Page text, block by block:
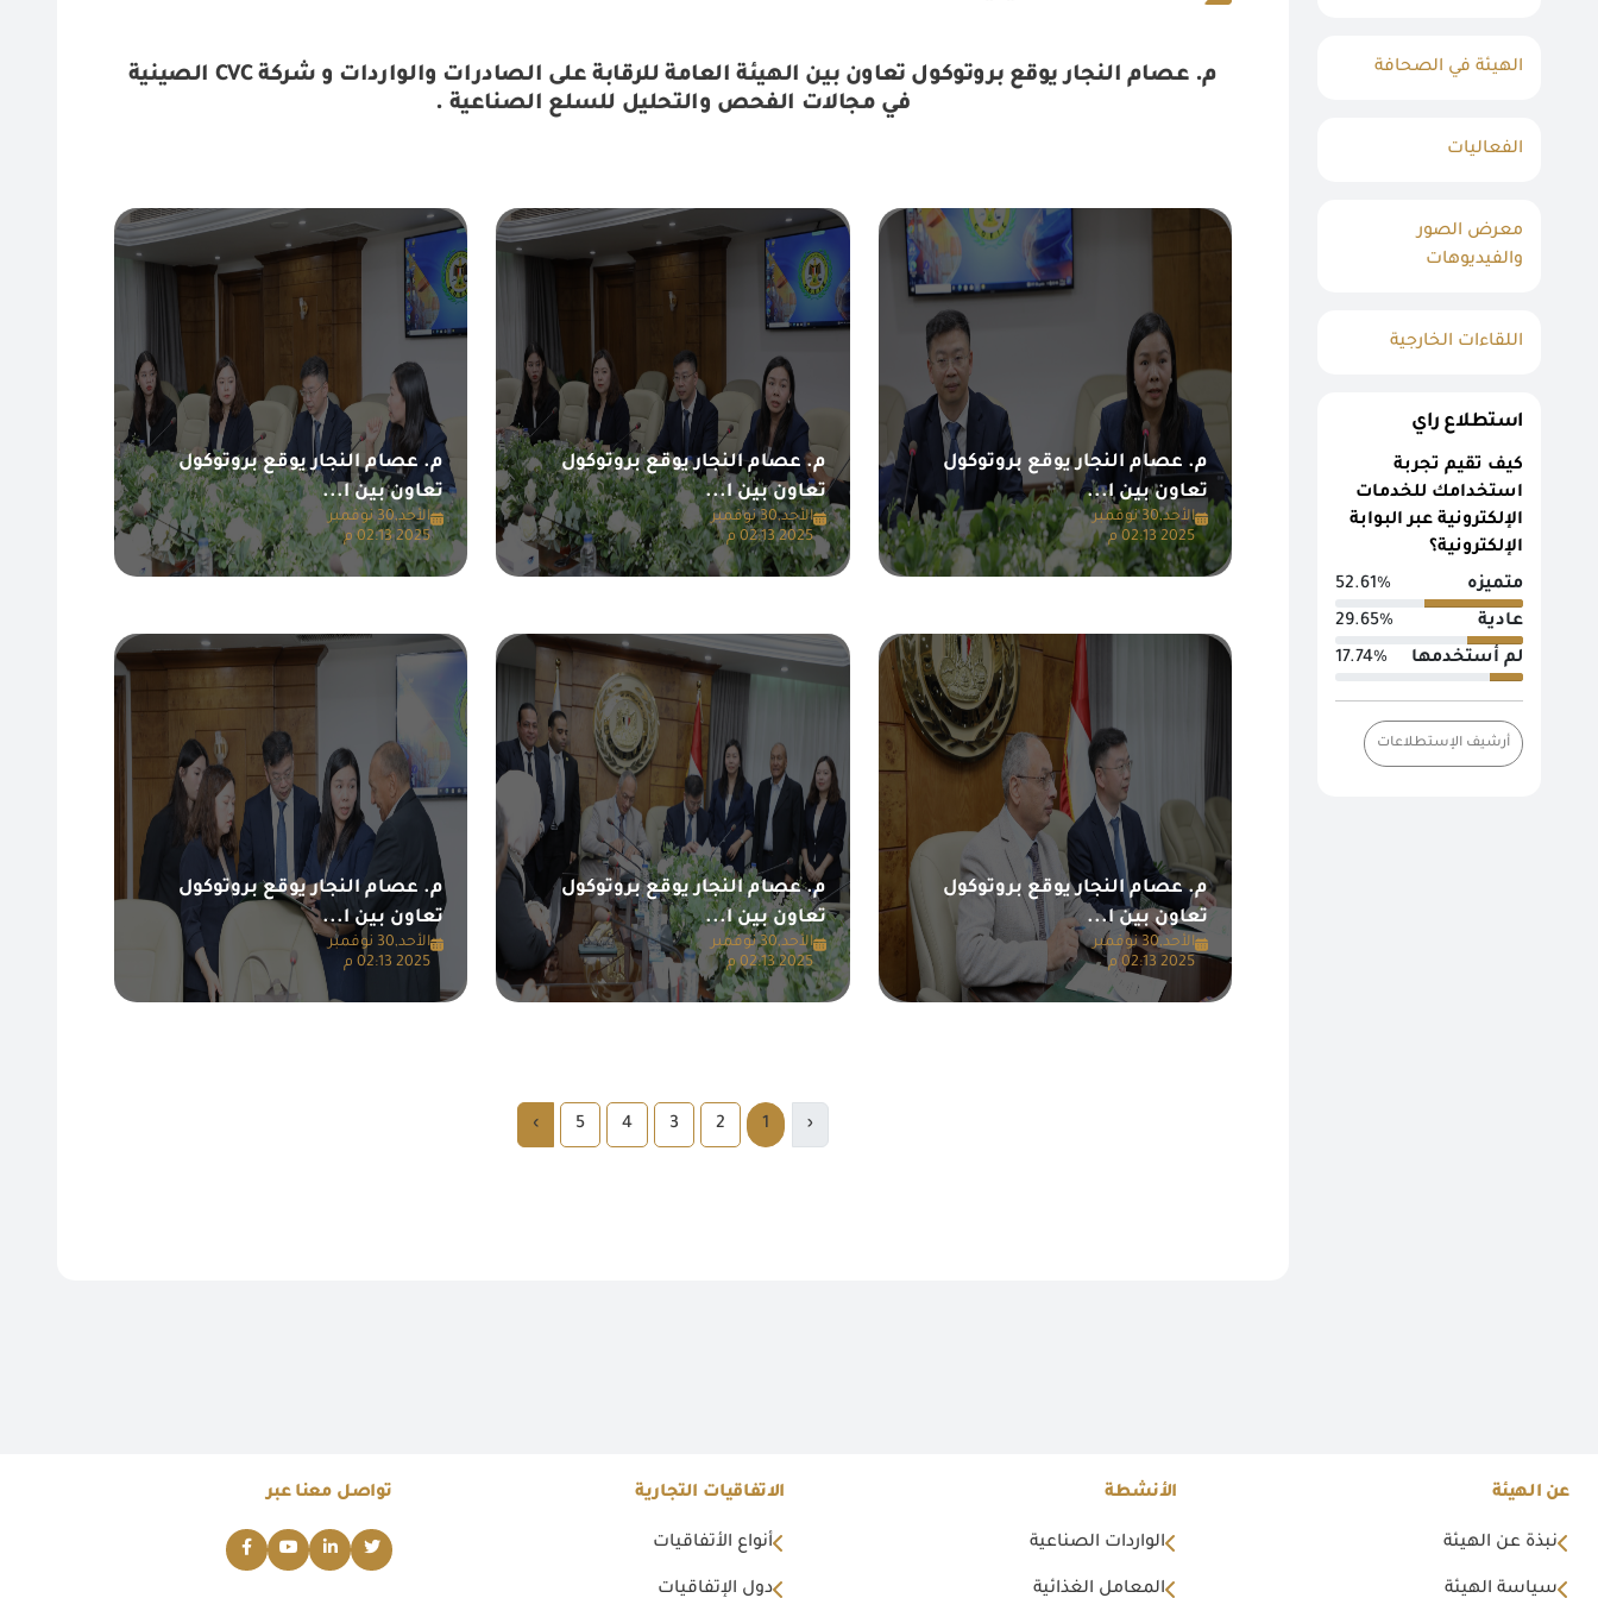
الهيئة في الصحافة
الفعاليات
معرض الصور
والفيديوهات
اللقاءات الخارجية
استطلاع راي
كيف تقيم تجربة
استخدامك للخدمات
الإلكترونية عبر البوابة
الإلكترونية؟
متميزه
52.61%
عادية
29.65%
لم أستخدمها
17.74%
أرشيف الإستطلاعات
م. عصام النجار يوقع بروتوكول تعاون بين الهيئة العامة للرقابة على الصادرات والواردات و شركة CVC الصينية
في مجالات الفحص والتحليل للسلع الصناعية .
م. عصام النجار يوقع بروتوكول
تعاون بين ا...
الأحد,30 نوفمبر
2025 02:13 م
م. عصام النجار يوقع بروتوكول
تعاون بين ا...
الأحد,30 نوفمبر
2025 02:13 م
م. عصام النجار يوقع بروتوكول
تعاون بين ا...
الأحد,30 نوفمبر
2025 02:13 م
م. عصام النجار يوقع بروتوكول
تعاون بين ا...
الأحد,30 نوفمبر
2025 02:13 م
م. عصام النجار يوقع بروتوكول
تعاون بين ا...
الأحد,30 نوفمبر
2025 02:13 م
م. عصام النجار يوقع بروتوكول
تعاون بين ا...
الأحد,30 نوفمبر
2025 02:13 م
‹
1
2
3
4
5
›
عن الهيئة
نبذة عن الهيئة
سياسة الهيئة
الأنشطة
الواردات الصناعية
المعامل الغذائية
الاتفاقيات التجارية
أنواع الأتفاقيات
دول الإتفاقيات
تواصل معنا عبر